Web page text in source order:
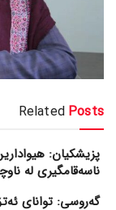
Related Posts
پزیشکیان:
ناسەقامگیری لە
گەروسی: توانای